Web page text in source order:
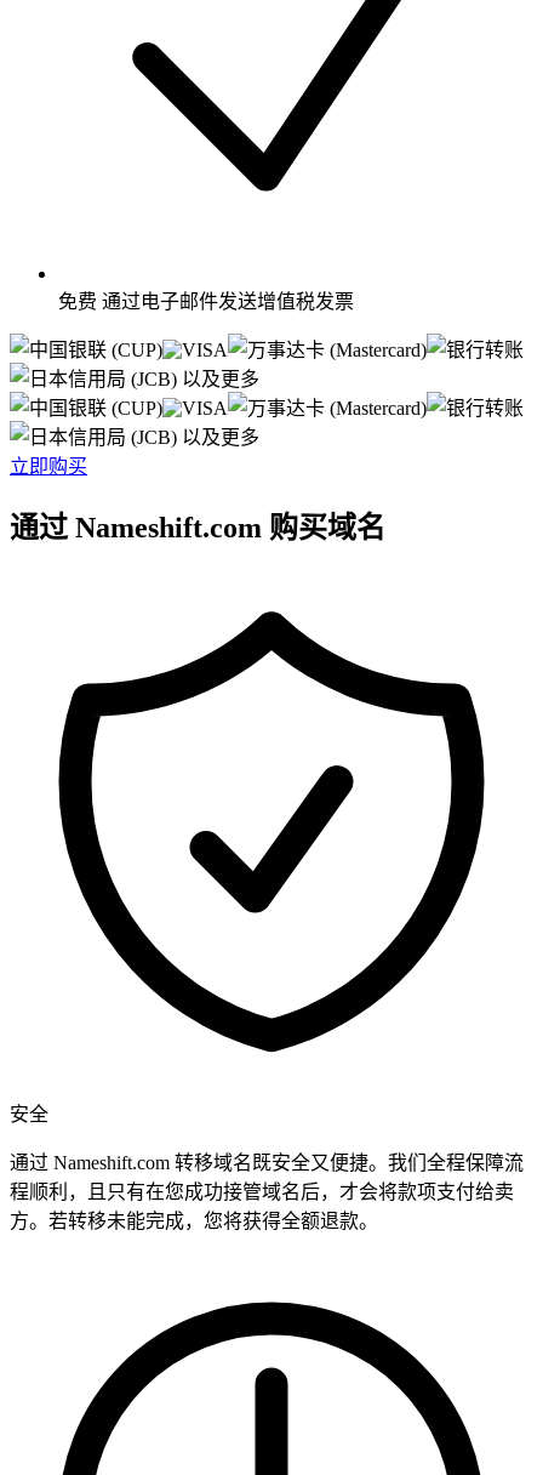
免费 通过电子邮件发送增值税发票
以及更多
以及更多
立即购买
通过 Nameshift.com 购买域名
安全
通过 Nameshift.com 转移域名既安全又便捷。我们全程保障流
程顺利，且只有在您成功接管域名后，才会将款项支付给卖
方。若转移未能完成，您将获得全额退款。